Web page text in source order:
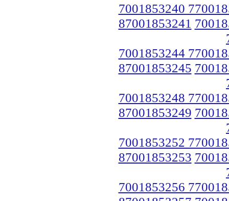
7001853240
87001853241
7001853244
87001853245
7001853248
87001853249
7001853252
87001853253
7001853256